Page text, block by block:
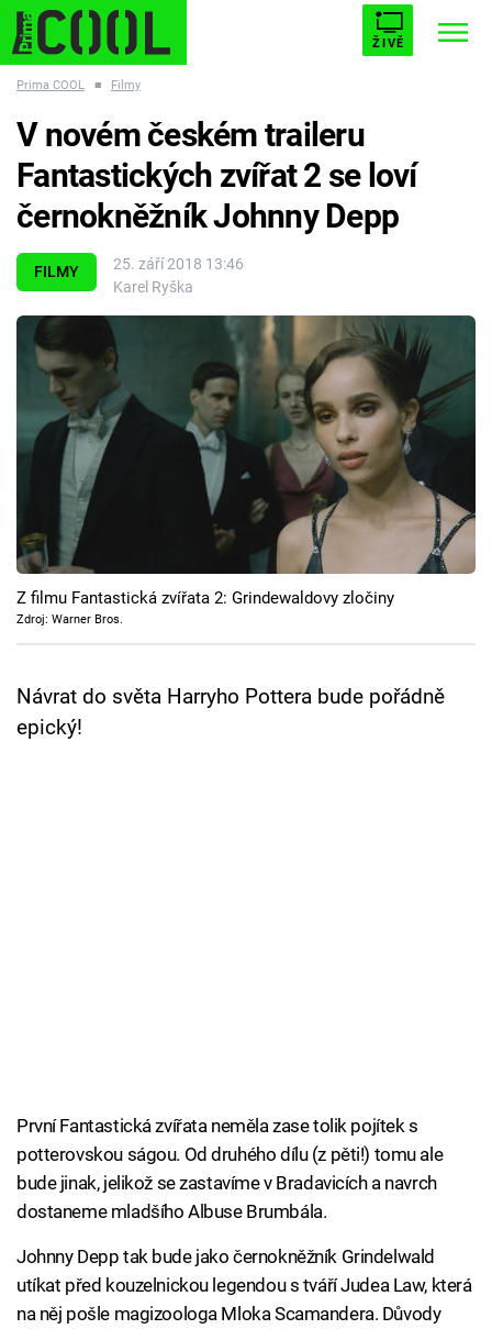
ŽIVĚ
ESCAPE PLNEJ KOTEL AVENGERS 5
Témata
Přihlášení
Sledujte nás
Prima COOL ■ Filmy
FILMY
25. září 2018 13:46
Karel Ryška
V novém českém traileru
Fantastických zvířat 2 se loví
černokněžník Johnny Depp
Z filmu Fantastická zvířata 2: Grindewaldovy zločiny
Zdroj: Warner Bros.
Návrat do světa Harryho Pottera bude pořádně
epický!
První Fantastická zvířata neměla zase tolik pojítek s
potterovskou ságou. Od druhého dílu (z pěti!) tomu ale
bude jinak, jelikož se zastavíme v Bradavicích a navrch
dostaneme mladšího Albuse Brumbála.
Johnny Depp tak bude jako černokněžník Grindelwald
utíkat před kouzelnickou legendou s tváří Judea Law, která
na něj pošle magizoologa Mloka Scamandera. Důvody